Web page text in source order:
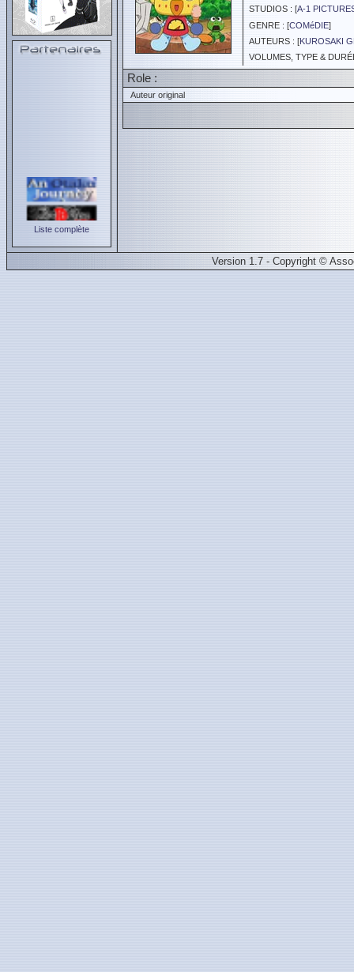
Liste complète
STUDIOS : [A-1
GENRE : [COMéDIE]
AUTEURS : [KUROSAKI
VOLUMES, TYPE &
Role :
Auteur original
Version 1.7 - Copyright ©